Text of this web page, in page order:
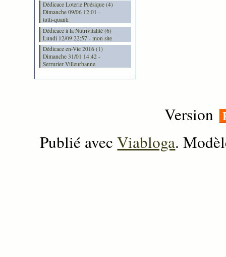
Dédicace Loterie Poésique (4)
Dimanche 09/06 12:01 -
tutti-quanti
Dédicace à la Nutrivitalité (6)
Lundi 12/09 22:57 - mon site
Dédicace en-Vie 2016 (1)
Dimanche 31/01 14:42 -
Serrurier Villeurbanne
Version
Publié avecViabloga.